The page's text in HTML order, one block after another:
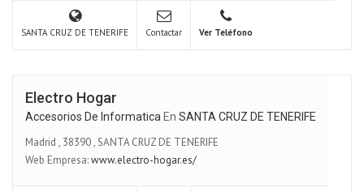
SANTA CRUZ DE TENERIFE Contactar Ver Teléfono
Electro Hogar
Accesorios De Informatica En SANTA CRUZ DE TENERIFE
Madrid , 38390,SANTA CRUZ DE TENERIFE
Web Empresa:www.electro-hogar.es/